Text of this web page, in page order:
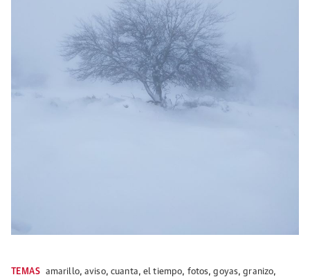
TEMAS amarillo,aviso,cuanta,el tiempo, fotos,goyas,granizo,